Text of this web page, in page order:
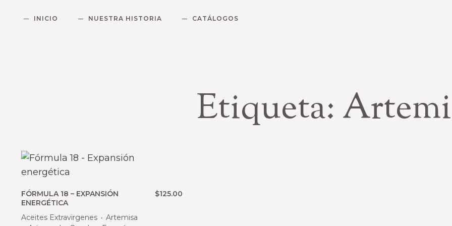
INICIO NUESTRA HISTORIA CATÁLOGOS
Etiqueta:
FÓRMULA 18 – EXPANSIÓN
ENERGÉTICA
$125.00
Aceites Extravirgenes ・ Artemisa